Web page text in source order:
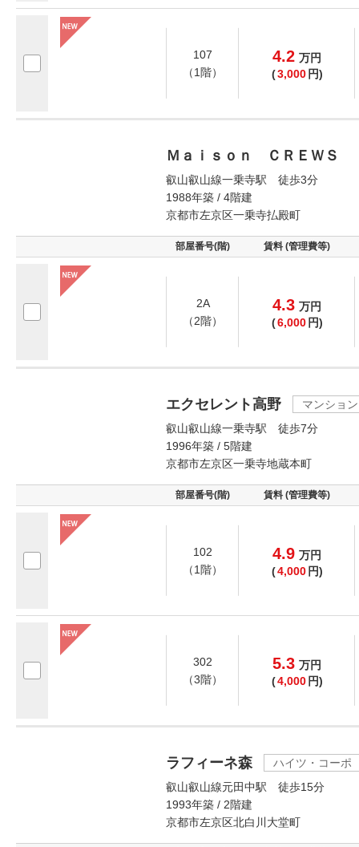
107
（1階）
4.2 万円
(3,000 円)
Ｍａｉｓｏｎ ＣＲＥＷＳ
叡山叡山線一乗寺駅 徒歩3分
1988年築 / 4階建
京都市左京区一乗寺払殿町
部屋番号(階) 賃料 (管理費等)
2A
（2階）
4.3 万円
(6,000 円)
エクセレント高野
マンション
叡山叡山線一乗寺駅 徒歩7分
1996年築 / 5階建
京都市左京区一乗寺地蔵本町
部屋番号(階) 賃料 (管理費等)
102
（1階）
4.9 万円
(4,000 円)
302
（3階）
5.3 万円
(4,000 円)
ラフィーネ森
ハイツ・コーポ
叡山叡山線元田中駅 徒歩15分
1993年築 / 2階建
京都市左京区北白川大堂町